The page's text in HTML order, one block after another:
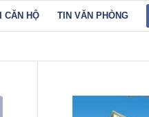
CĂN HỘ TIN VĂN PHÒNG